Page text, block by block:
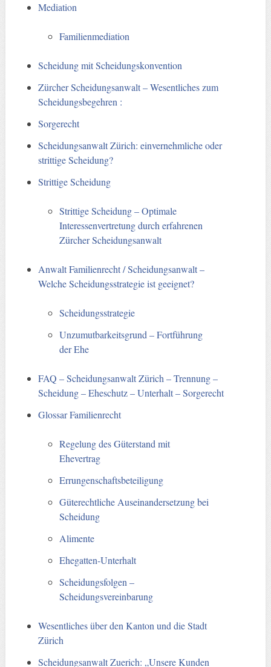
Mediation
Familienmediation
Scheidung mit Scheidungskonvention
Zürcher Scheidungsanwalt – Wesentliches zum
Scheidungsbegehren :
Sorgerecht
Scheidungsanwalt Zürich: einvernehmliche oder
strittige Scheidung?
Strittige Scheidung
Strittige Scheidung – Optimale
Interessenvertretung durch erfahrenen
Zürcher Scheidungsanwalt
Anwalt Familienrecht / Scheidungsanwalt –
Welche Scheidungsstrategie ist geeignet?
Scheidungsstrategie
Unzumutbarkeitsgrund – Fortführung
der Ehe
FAQ – Scheidungsanwalt Zürich – Trennung –
Scheidung – Eheschutz – Unterhalt – Sorgerecht
Glossar Familienrecht
Regelung des Güterstand mit
Ehevertrag
Errungenschaftsbeteiligung
Güterechtliche Auseinandersetzung bei
Scheidung
Alimente
Ehegatten-Unterhalt
Scheidungsfolgen –
Scheidungsvereinbarung
Wesentliches über den Kanton und die Stadt
Zürich
Scheidungsanwalt Zuerich: „Unsere Kunden